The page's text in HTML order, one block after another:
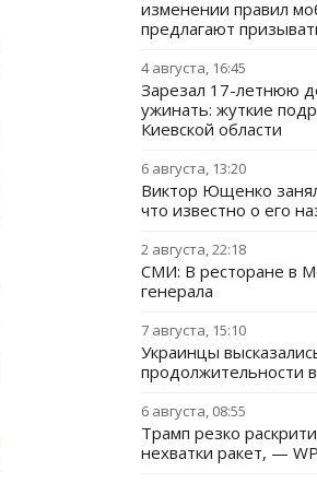
изменении правил
предлагают
4 августа, 16:45
Зарезал 17-летнюю
ужинать: жуткие
Киевской области
6 августа, 13:20
Виктор Ющенко
что известно о его
2 августа, 22:18
СМИ: В ресторане в
генерала
7 августа, 15:10
Украинцы
продолжительности
6 августа, 08:55
Трамп резко
нехватки ракет, — WP